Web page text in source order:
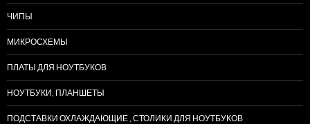
ЧИПЫ
МИКРОСХЕМЫ
ПЛАТЫ ДЛЯ НОУТБУКОВ
НОУТБУКИ, ПЛАНШЕТЫ
ПОДСТАВКИ ОХЛАЖДАЮЩИЕ , СТОЛИКИ ДЛЯ НОУТБУКОВ